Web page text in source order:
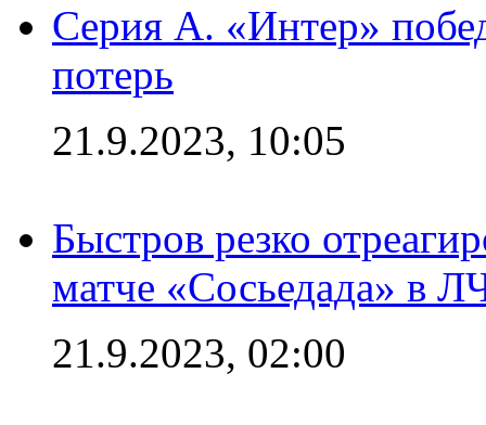
Серия А. «Интер»
потерь
21.9.2023, 10:05
Быстров резко
матче «Сосьедада» в
21.9.2023, 02:00